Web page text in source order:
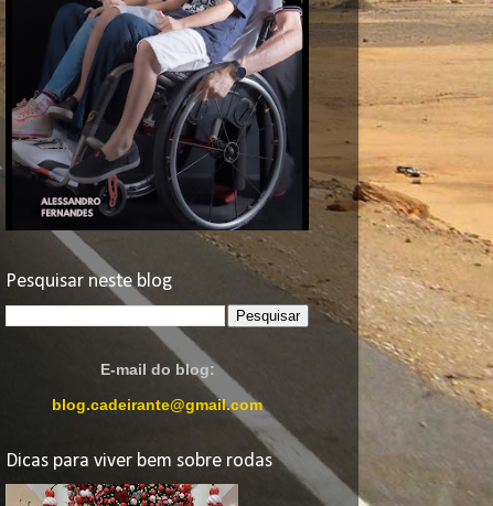
Pesquisar neste blog
E-mail do blog:
blog.cadeirante@gmail.com
Dicas para viver bem sobre rodas